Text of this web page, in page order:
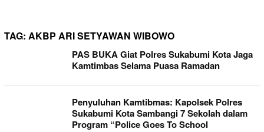
TAG: AKBP ARI SETYAWAN WIBOWO
PAS BUKA Giat Polres Sukabumi Kota Jaga
Kamtimbas Selama Puasa Ramadan
Penyuluhan Kamtibmas: Kapolsek Polres
Sukabumi Kota Sambangi 7 Sekolah dalam
Program “Police Goes To School